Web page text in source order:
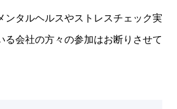
タルヘルスやストレスチェック実
る会社の方々の参加はお断りさせて